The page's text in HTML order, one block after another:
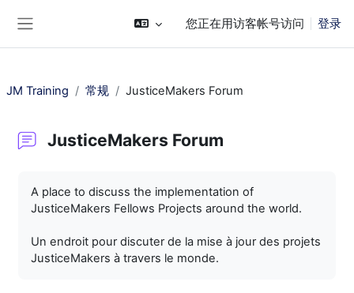
您正在用访客帐号访问 登录
JM Training 常规 JusticeMakers Forum
JusticeMakers Forum
A place to discuss the implementation of
JusticeMakers Fellows Projects around the world.
Un endroit pour discuter de la mise à jour des projets
JusticeMakers à travers le monde.